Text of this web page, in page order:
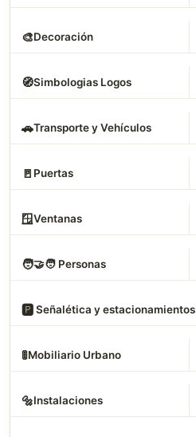
🎨Decoración
🧭Simbologias Logos
🚗Transporte y Vehículos
🚪 Puertas
🪟Ventanas
🧑‍🤝‍🧑 Personas
🅿️ Señalética y estacionamientos
🚦Mobiliario Urbano
🔩Instalaciones